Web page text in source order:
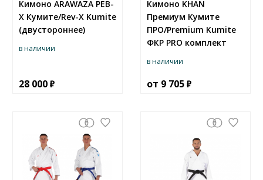
Кимоно ARAWAZA РЕВ-
Х Кумите/Rev-X Kumite
(двустороннее)
в наличии
28 000
Кимоно KHAN
Премиум Кумите
ПРО/Premium Kumite
ФКР PRO комплект
в наличии
от 9 705